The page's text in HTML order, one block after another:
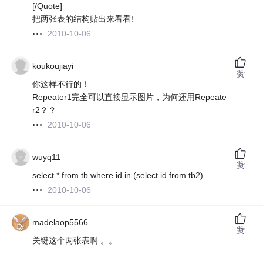
[/Quote]
把两张表的结构贴出来看看!
2010-10-06
koukoujiayi
你这样不行的！
Repeater1完全可以直接显示图片，为何还用Repeate
r2？？
2010-10-06
赞
wuyq11
select * from tb where id in (select id from tb2)
2010-10-06
赞
madelaop5566
关键这个两张表啊 。。
赞